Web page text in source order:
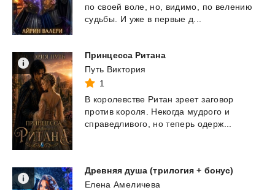
по своей воле, но, видимо, по велению
судьбы.
И уже в первые д...
Принцесса Ритана
Путь Виктория
1
В королевстве Ритан зреет заговор
против короля. Некогда мудрого и
справедливого,
но теперь одерж...
Древняя душа (трилогия + бонус)
Елена Амеличева